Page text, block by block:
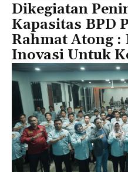
Dikegiatan
Kapasitas BPD
Rahmat Atong :
Inovasi Untuk